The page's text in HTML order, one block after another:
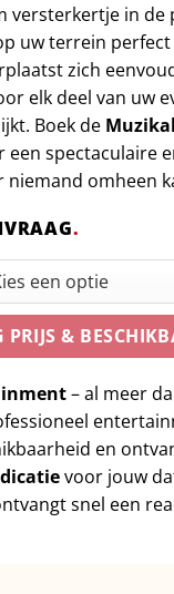
versterkertje in de
uw terrein
zich
elk deel van uw
Boek de
een spectaculaire
niemand omheen
.
PRIJS &
– al meer
en
voor jouw
snel een